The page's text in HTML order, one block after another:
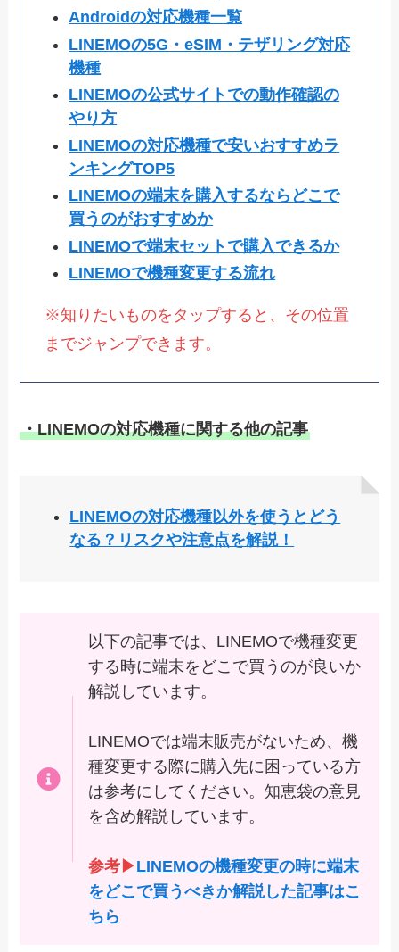
Androidの対応機種一覧
LINEMOの5G・eSIM・テザリング対応
機種
LINEMOの公式サイトでの動作確認の
やり方
LINEMOの対応機種で安いおすすめラ
ンキングTOP5
LINEMOの端末を購入するならどこで
買うのがおすすめか
LINEMOで端末セットで購入できるか
LINEMOで機種変更する流れ
※知りたいものをタップすると、その位置
までジャンプできます。
・LINEMOの対応機種に関する他の記事
LINEMOの対応機種以外を使うとどう
なる？リスクや注意点を解説！
以下の記事では、LINEMOで機種変更
する時に端末をどこで買うのが良いか
解説しています。
LINEMOでは端末販売がないため、機
種変更する際に購入先に困っている方
は参考にしてください。知恵袋の意見
を含め解説しています。
参考▶LINEMOの機種変更の時に端末
をどこで買うべきか解説した記事はこ
ちら